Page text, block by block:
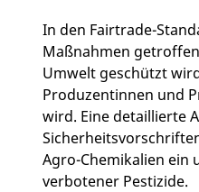
In den Fairtrade-
Maßnahmen
Umwelt geschützt
Produzentinnen und
wird. Eine detaillierte
Agro-Chemikalien ein
verbotener Pestizide.